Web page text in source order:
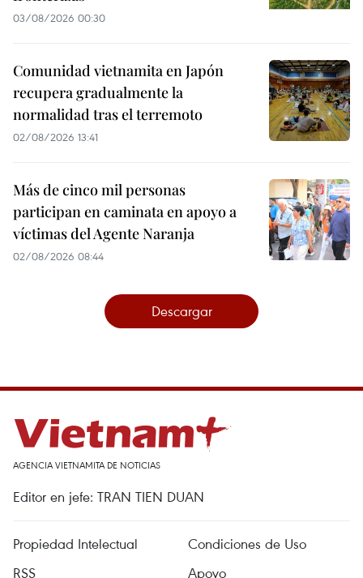
03/08/2026 00:30
Comunidad vietnamita en Japón
recupera gradualmente la
normalidad tras el terremoto
02/08/2026 13:41
Más de cinco mil personas
participan en caminata en apoyo a
víctimas del Agente Naranja
02/08/2026 08:44
Descargar
AGENCIA VIETNAMITA DE NOTICIAS
Editor en jefe: TRAN TIEN DUAN
Propiedad Intelectual
Condiciones de Uso
RSS
Apoyo